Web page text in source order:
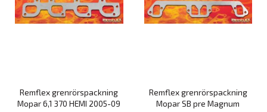
Remflex grenrörspackning
Mopar 6,1 370 HEMI 2005-09
Remflex grenrörspackning
Mopar SB pre Magnum